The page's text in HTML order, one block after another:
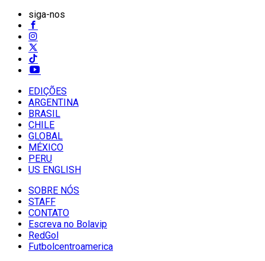
siga-nos
EDIÇÕES
ARGENTINA
BRASIL
CHILE
GLOBAL
MÉXICO
PERU
US ENGLISH
SOBRE NÓS
STAFF
CONTATO
Escreva no Bolavip
RedGol
Futbolcentroamerica